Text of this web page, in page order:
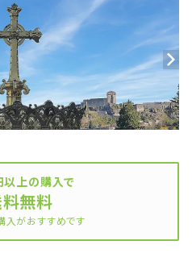
上の購入で
無料
入がおすすめです